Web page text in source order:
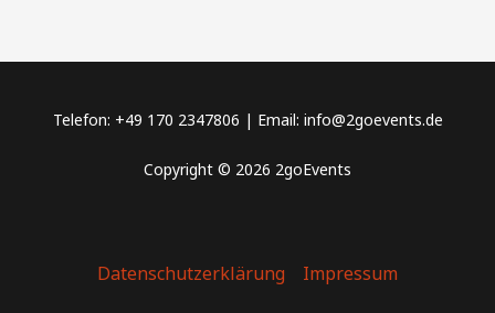
Telefon: +49 170 2347806 | Email: info@2goevents.de
Copyright © 2026 2goEvents
Datenschutzerklärung Impressum